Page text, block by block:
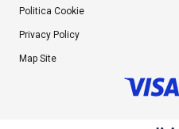
Politica Cookie
Privacy Policy
Map Site